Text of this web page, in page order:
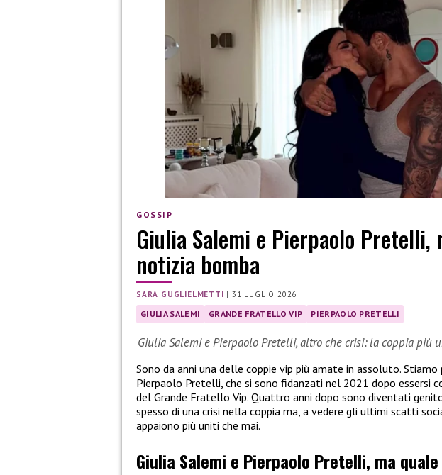
GOSSIP
Giulia Salemi e Pierpaolo Pretelli,
notizia bomba
SARA GUGLIELMETTI |31 LUGLIO 2026
GIULIA SALEMI GRANDE FRATELLO VIP PIERPAOLO PRETELLI
Giulia Salemi e Pierpaolo Pretelli, altro che crisi: la coppia più
Sono da anni una delle coppie vip più amate in assoluto. Stiamo
Pierpaolo Pretelli, che si sono fidanzati nel 2021 dopo essersi
del Grande Fratello Vip. Quattro anni dopo sono diventati
spesso di una crisi nella coppia ma, a vedere gli ultimi scatti
appaiono più uniti che mai.
Giulia Salemi e Pierpaolo Pretelli, ma